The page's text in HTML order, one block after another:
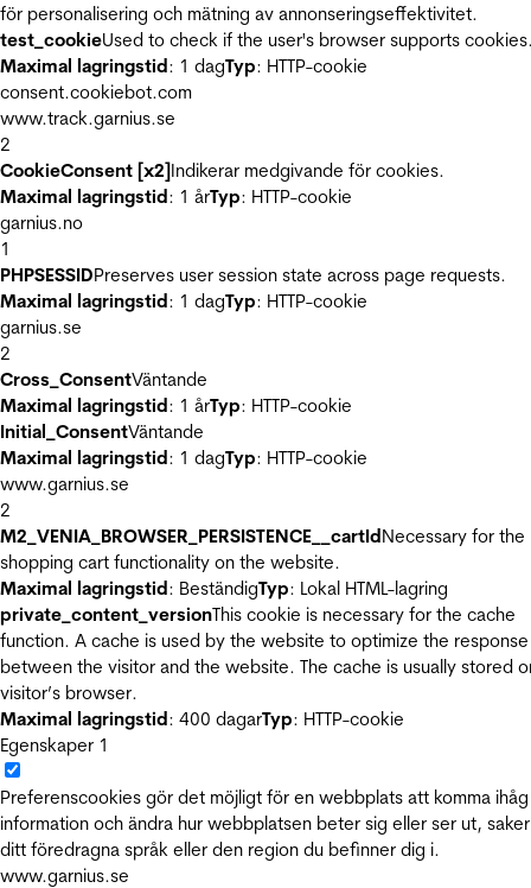
för personalisering och mätning av annonseringseffektivitet.
test_cookieUsed to check if the user's browser supports
Maximal lagringstid: 1 dagTyp: HTTP-cookie
consent.cookiebot.com
www.track.garnius.se
2
CookieConsent [x2]Indikerar medgivande för cookies.
Maximal lagringstid: 1 årTyp: HTTP-cookie
garnius.no
1
PHPSESSIDPreserves user session state across page requests.
Maximal lagringstid: 1 dagTyp: HTTP-cookie
garnius.se
2
Cross_ConsentVäntande
Maximal lagringstid: 1 årTyp: HTTP-cookie
Initial_ConsentVäntande
Maximal lagringstid: 1 dagTyp: HTTP-cookie
www.garnius.se
2
M2_VENIA_BROWSER_PERSISTENCE__cartIdNecessary for the
shopping cart functionality on the website.
Maximal lagringstid: BeständigTyp: Lokal HTML-lagring
private_content_versionThis cookie is necessary for the cache
function. A cache is used by the website to optimize the
between the visitor and the website. The cache is usually stored
visitor’s browser.
Maximal lagringstid: 400 dagarTyp: HTTP-cookie
Egenskaper 1
Preferenscookies gör det möjligt för en webbplats att komma ihåg
information och ändra hur webbplatsen beter sig eller ser ut,
ditt föredragna språk eller den region du befinner dig i.
www.garnius.se